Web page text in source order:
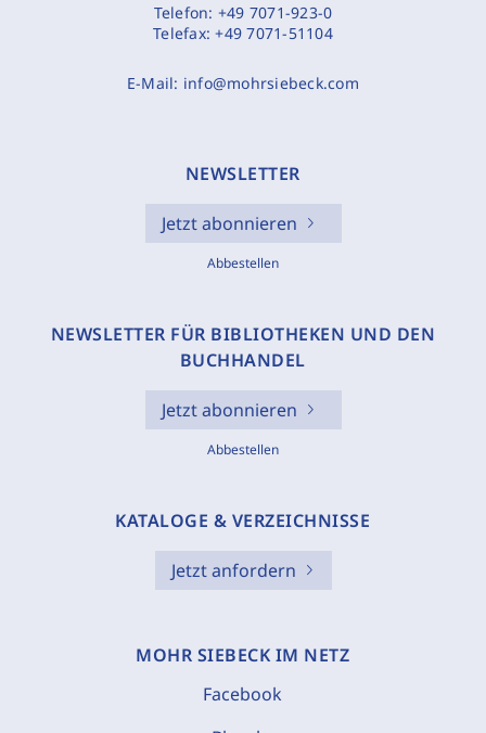
Telefon: +49 7071-923-0
Telefax:+49 7071-51104
E-Mail: info@mohrsiebeck.com
NEWSLETTER
Jetzt abonnieren
Abbestellen
NEWSLETTER FÜR BIBLIOTHEKEN UND DEN
BUCHHANDEL
Jetzt abonnieren
Abbestellen
KATALOGE & VERZEICHNISSE
Jetzt anfordern
MOHR SIEBECK IM NETZ
Facebook